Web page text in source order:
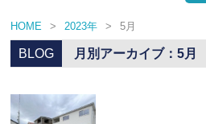
HOME > 2023年 > 5月
BLOG 月別アーカイブ：5月